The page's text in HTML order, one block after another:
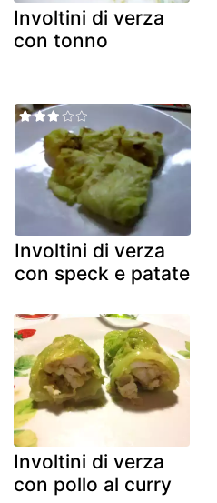
Involtini di verza
con tonno
Involtini di verza
con speck e patate
Involtini di verza
con pollo al curry